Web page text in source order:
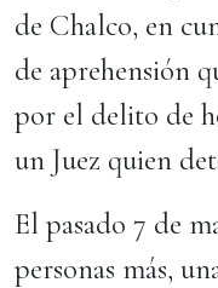
de Chalco, en
de aprehensión
por el delito de
un Juez quien
​El pasado 7 de
personas más,